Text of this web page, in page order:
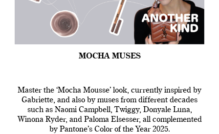
MOCHA MUSES
Master the ‘Mocha Mousse’ look, currently inspired by
Gabriette, and also by muses from different decades
such as Naomi Campbell, Twiggy, Donyale Luna,
Winona Ryder, and Paloma Elsesser, all complemented
by Pantone’s Color of the Year 2025.